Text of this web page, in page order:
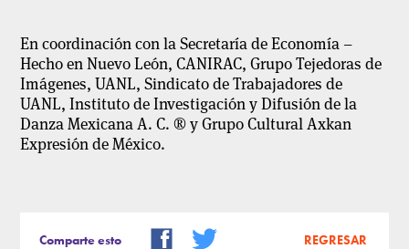
En coordinación con la Secretaría de Economía –
Hecho en Nuevo León, CANIRAC, Grupo Tejedoras de
Imágenes, UANL, Sindicato de Trabajadores de
UANL, Instituto de Investigación y Difusión de la
Danza Mexicana A. C. ® y Grupo Cultural Axkan
Expresión de México.
Comparte esto REGRESAR